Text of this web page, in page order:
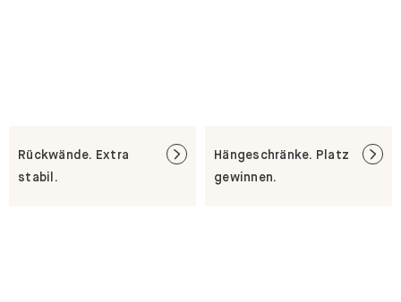
Rückwände. Extra
stabil.
Hängeschränke. Platz
gewinnen.